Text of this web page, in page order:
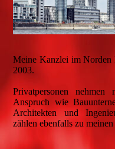
Meine Kanzlei im Norden
2003.
Privatpersonen nehmen
Anspruch wie
Architekten und
zählen ebenfalls zu